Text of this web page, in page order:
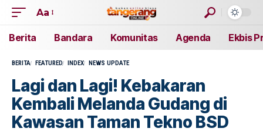
Aa
Berita Bandara Komunitas Agenda Ekbis
BERITA FEATURED INDEX NEWS UPDATE
Lagi dan Lagi! Kebakaran
Kembali Melanda Gudang di
Kawasan Taman Tekno BSD